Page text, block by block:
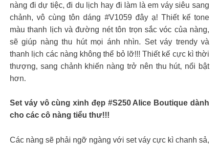
nàng đi dự tiệc, đi du lịch hay đi làm là em váy siêu sang
chảnh, vô cùng tôn dáng #V1059 đây ạ! Thiết kế tone
màu thanh lịch và đường nét tôn trọn sắc vóc của nàng,
sẽ giúp nàng thu hút mọi ánh nhìn. Set váy trendy và
thanh lịch các nàng không thể bỏ lỡ!!! Thiết kế cực kì thời
thượng, sang chảnh khiến nàng trở nên thu hút, nổi bật
hơn.
Set váy vô cùng xinh đẹp #S250 Alice Boutique dành
cho các cô nàng tiểu thư!!!
Các nàng sẽ phải ngỡ ngàng với set váy cực kì chanh sả,